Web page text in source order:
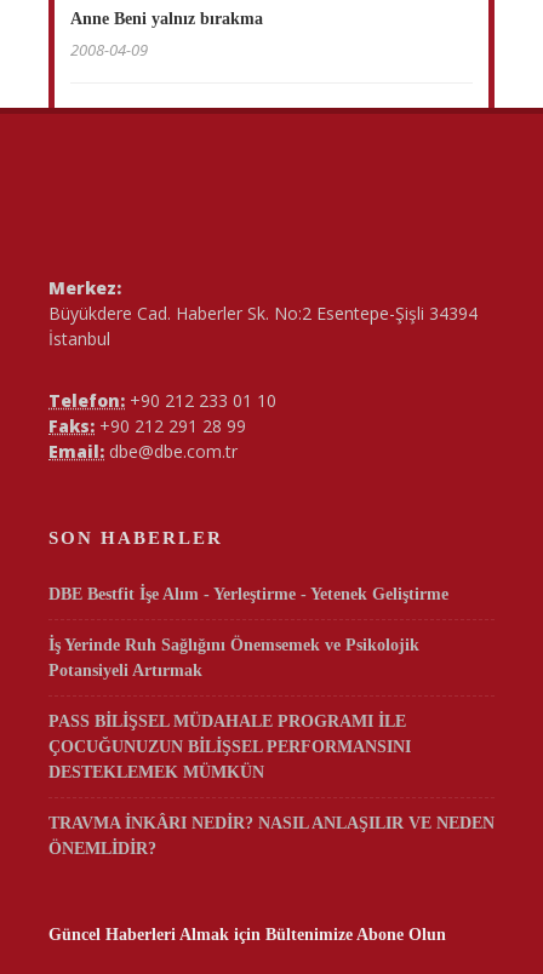
Anne Beni yalnız bırakma
2008-04-09
Merkez:
Büyükdere Cad. Haberler Sk. No:2 Esentepe-Şişli 34394
İstanbul
Telefon: +90 212 233 01 10
Faks: +90 212 291 28 99
Email: dbe@dbe.com.tr
SON HABERLER
DBE Bestfit İşe Alım - Yerleştirme - Yetenek Geliştirme
İş Yerinde Ruh Sağlığını Önemsemek ve Psikolojik
Potansiyeli Artırmak
PASS BİLİŞSEL MÜDAHALE PROGRAMI İLE
ÇOCUĞUNUZUN BİLİŞSEL PERFORMANSINI
DESTEKLEMEK MÜMKÜN
TRAVMA İNKÂRI NEDİR? NASIL ANLAŞILIR VE NEDEN
ÖNEMLİDİR?
Güncel Haberleri Almak için Bültenimize Abone Olun